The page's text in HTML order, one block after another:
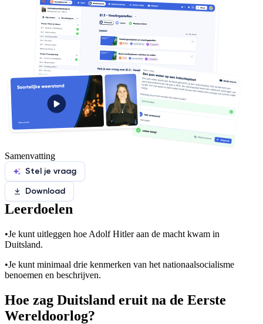
Samenvatting
Stel je vraag
Download
Leerdoelen
•Je kunt uitleggen hoe Adolf Hitler aan de macht kwam in
Duitsland.
•Je kunt minimaal drie kenmerken van het nationaalsocialisme
benoemen en beschrijven.
Hoe zag Duitsland eruit na de Eerste
Wereldoorlog?